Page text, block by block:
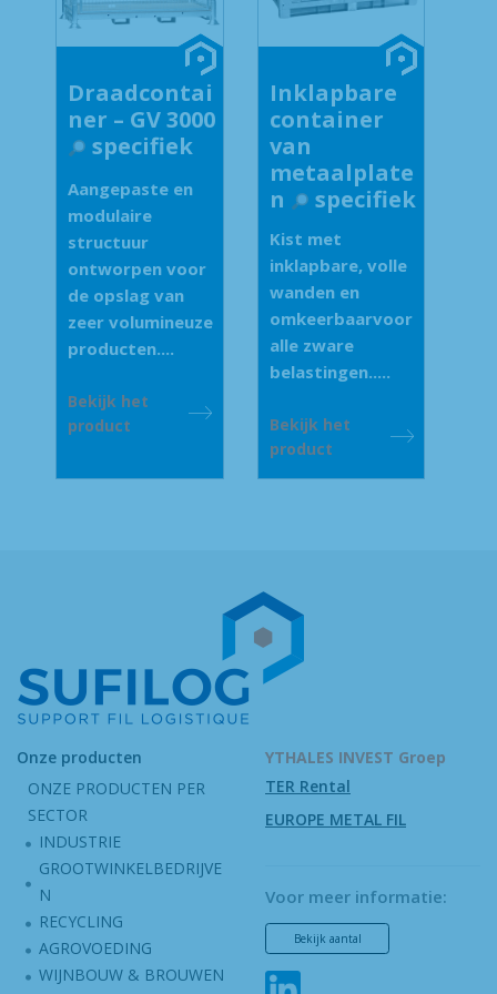
Draadcontai
ner – GV 3000
specifiek
Aangepaste en
modulaire
structuur
ontworpen voor
de opslag van
zeer volumineuze
producten....
Bekijk het
product
Inklapbare
container
van
metaalplate
n
specifiek
Kist met
inklapbare, volle
wanden en
omkeerbaarvoor
alle zware
belastingen.....
Bekijk het
product
Onze producten
ONZE PRODUCTEN PER
SECTOR
INDUSTRIE
GROOTWINKELBEDRIJVE
N
RECYCLING
AGROVOEDING
WIJNBOUW & BROUWEN
YTHALES INVEST Groep
TER Rental
EUROPE METAL FIL
Voor meer informatie:
Bekijk aantal